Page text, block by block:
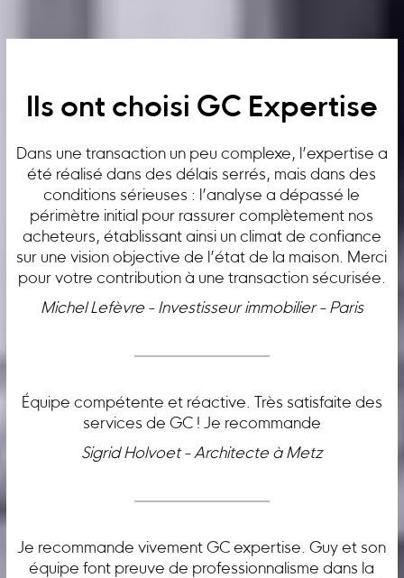
Ils ont choisi GC Expertise
Dans une transaction un peu complexe, l’expertise a
été réalisé dans des délais serrés, mais dans des
conditions sérieuses : l’analyse a dépassé le
périmètre initial pour rassurer complètement nos
acheteurs, établissant ainsi un climat de confiance
sur une vision objective de l’état de la maison. Merci
pour votre contribution à une transaction sécurisée.
Michel Lefèvre - Investisseur immobilier - Paris
Équipe compétente et réactive. Très satisfaite des
services de GC ! Je recommande
Sigrid Holvoet - Architecte à Metz
Je recommande vivement GC expertise. Guy et son
équipe font preuve de professionnalisme dans la